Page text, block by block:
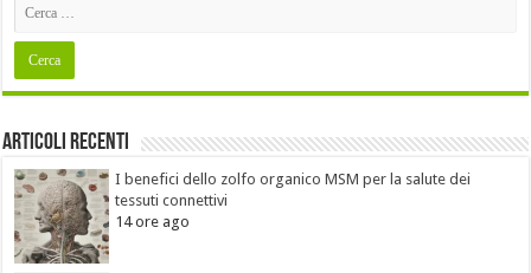
Articoli recenti
I benefici dello zolfo organico MSM per la salute dei
tessuti connettivi
14 ore ago